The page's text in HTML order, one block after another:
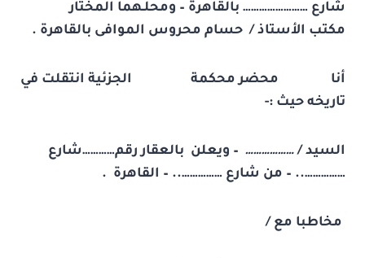
شارع …………………… بالقاهرة – ومحلـهما المختار
مكتب الأستاذ / حسام محروس الموافى بالقاهرة .
أنا محضر محكمة الجزئية انتقلت في
تاريخه حيث :-
السيد /……………… – ويعلن بالعقار رقم…………شارع
…………….. – من شارع …………….. – القاهرة .
مخاطبا مع /